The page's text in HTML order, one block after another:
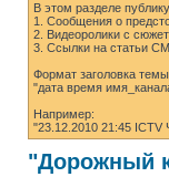
В этом разделе
1. Сообщения о
2. Видеоролики с
3. Ссылки на статьи
Формат заголовка
"дата время
Например:
"23.12.2010 21:45
"Дорожный